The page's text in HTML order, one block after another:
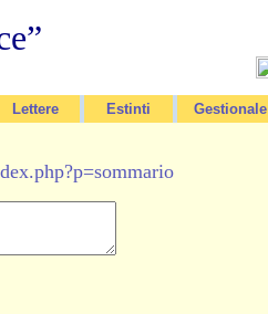
Lettere Estinti Gestionale